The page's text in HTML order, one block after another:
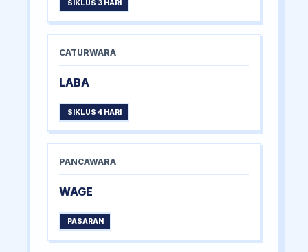
SIKLUS 3 HARI
CATURWARA
LABA
SIKLUS 4 HARI
PANCAWARA
WAGE
PASARAN